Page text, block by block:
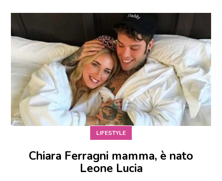
LIFESTYLE
Chiara Ferragni mamma, è nato
Leone Lucia